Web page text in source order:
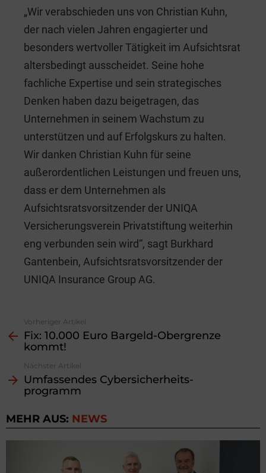
„Wir verabschieden uns von Christian Kuhn,
der nach vielen Jahren engagierter und
besonders wertvoller Tätigkeit im Aufsichtsrat
altersbedingt ausscheidet. Seine hohe
fachliche Expertise und sein strategisches
Denken haben dazu beigetragen, das
Unternehmen in seinem Wachstum zu
unterstützen und auf Erfolgskurs zu halten.
Wir danken Christian Kuhn für seine
außerordentlichen Leistungen und freuen uns,
dass er dem Unternehmen als
Aufsichtsratsvorsitzender der UNIQA
Versicherungsverein Privatstiftung weiterhin
eng verbunden sein wird“, sagt Burkhard
Gantenbein, Aufsichtsratsvorsitzender der
UNIQA Insurance Group AG.
more
Vorheriger Artikel
Fix: 10.000 Euro Bargeld-Obergrenze
kommt!
Nächster Artikel
Umfassendes Cyber­sicherheits­
programm
MEHR AUS: NEWS